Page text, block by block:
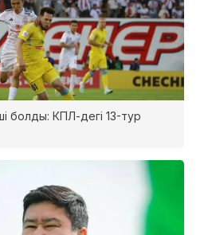
болды: КПЛ-дегі 13-тур